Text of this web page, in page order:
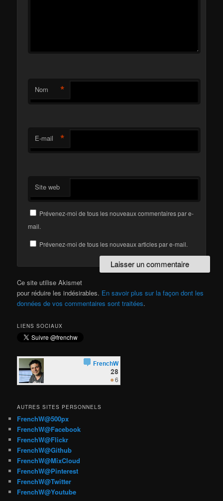
Nom *
E-mail *
Site web
Prévenez-moi de tous les nouveaux commentaires par e-
mail.
Prévenez-moi de tous les nouveaux articles par e-mail.
Ce site utilise Akismet
pour réduire les indésirables. En savoir plus sur la façon dont les
données de vos commentaires sont traitées.
LIENS SOCIAUX
AUTRES SITES PERSONNELS
FrenchW@500px
FrenchW@Facebook
FrenchW@Flickr
FrenchW@Github
FrenchW@MixCloud
FrenchW@Pinterest
FrenchW@Twitter
FrenchW@Youtube